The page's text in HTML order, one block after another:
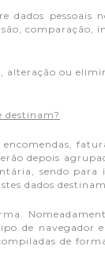
dados
ou
destinam?
depois
sendo
dados
de
de